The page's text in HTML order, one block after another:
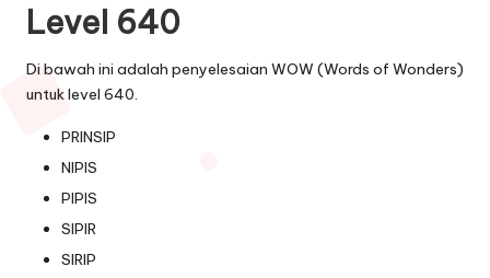
Level 640
Di bawah ini adalah penyelesaian WOW (Words of Wonders)
untuk level 640.
PRINSIP
NIPIS
PIPIS
SIPIR
SIRIP